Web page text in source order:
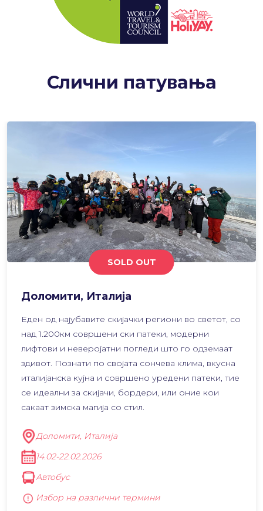
Слични патувања
SOLD OUT
Доломити, Италија
Еден од најубавите скијачки региони во светот, со
над 1.200км совршени ски патеки, модерни
лифтови и неверојатни погледи што го одземаат
здивот. Познати по својата сончева клима, вкусна
италијанска кујна и совршено уредени патеки, тие
се идеални за скијачи, бордери, или оние кои
сакаат зимска магија со стил.
Доломити, Италија
14.02-22.02.2026
Автобус
Избор на различни термини